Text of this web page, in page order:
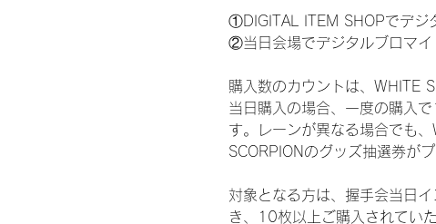
①DIGITAL ITEM SHOPでデジ
②当日会場でデジタルブロマ
購入数のカウントは、WHITE
当日購入の場合、一度の購入
す。レーンが異なる場合でも
SCORPIONのグッズ抽選券が
対象となる方は、握手会当日
き、10枚以上ご購入されてい